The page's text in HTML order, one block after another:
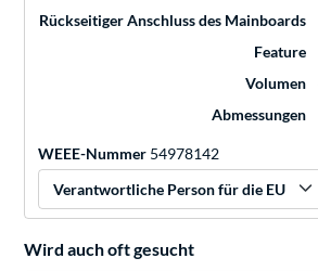
Rückseitiger Anschluss des Mainboards
Feature
Volumen
Abmessungen
WEEE-Nummer 54978142
Verantwortliche Person für die EU
Wird auch oft gesucht